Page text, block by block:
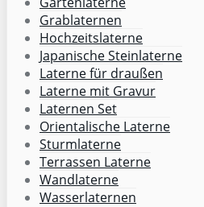
Grablaternen
Hochzeitslaterne
Japanische Steinlaterne
Laterne für draußen
Laterne mit Gravur
Laternen Set
Orientalische Laterne
Sturmlaterne
Terrassen Laterne
Wandlaterne
Wasserlaternen